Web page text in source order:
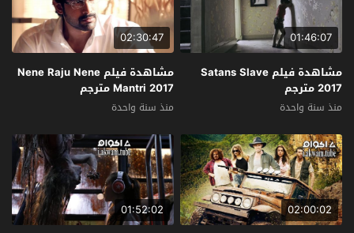
01:46:07
مشاهدة فيلم Satans Slave
2017 مترجم
منذ سنة واحدة
02:30:47
مشاهدة فيلم Nene Raju Nene
Mantri 2017 مترجم
منذ سنة واحدة
02:00:02
01:52:02